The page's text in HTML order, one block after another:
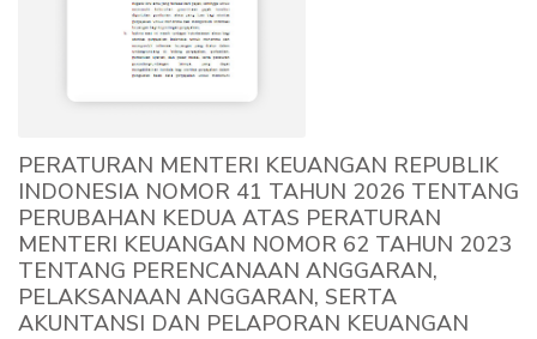
PERATURAN MENTERI KEUANGAN REPUBLIK
INDONESIA NOMOR 41 TAHUN 2026 TENTANG
PERUBAHAN KEDUA ATAS PERATURAN
MENTERI KEUANGAN NOMOR 62 TAHUN 2023
TENTANG PERENCANAAN ANGGARAN,
PELAKSANAAN ANGGARAN, SERTA
AKUNTANSI DAN PELAPORAN KEUANGAN